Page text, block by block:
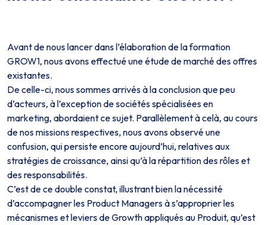
Avant de nous lancer dans l’élaboration de la formation
GROW1, nous avons effectué une étude de marché des offres
existantes.
De celle-ci, nous sommes arrivés à la conclusion que peu
d’acteurs, à l’exception de sociétés spécialisées en
marketing, abordaient ce sujet. Parallèlement à celà, au cours
de nos missions respectives, nous avons observé une
confusion, qui persiste encore aujourd’hui, relatives aux
stratégies de croissance, ainsi qu’à la répartition des rôles et
des responsabilités.
C’est de ce double constat, illustrant bien la nécessité
d’accompagner les Product Managers à s’approprier les
mécanismes et leviers de Growth appliqués au Produit, qu’est